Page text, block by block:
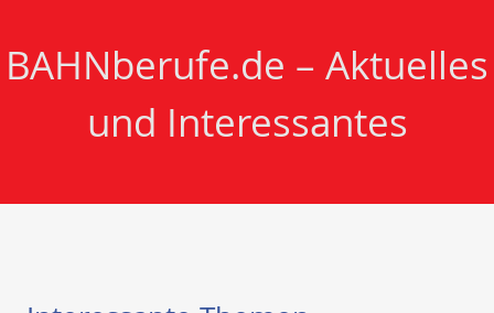
BAHNberufe.de – Aktuelles
und Interessantes